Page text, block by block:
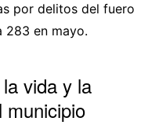
por delitos del fuero
283 en mayo.
vida y la
municipio